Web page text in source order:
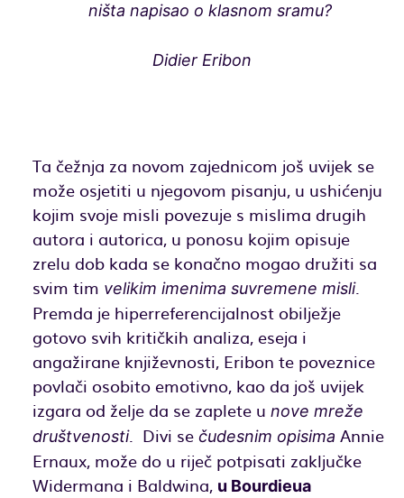
ništa napisao o klasnom sramu?
Didier Eribon
Ta čežnja za novom zajednicom još uvijek se
može osjetiti u njegovom pisanju, u ushićenju
kojim svoje misli povezuje s mislima drugih
autora i autorica, u ponosu kojim opisuje
zrelu dob kada se konačno mogao družiti sa
svim tim velikim imenima suvremene misli.
Premda je hiperreferencijalnost obilježje
gotovo svih kritičkih analiza, eseja i
angažirane književnosti, Eribon te poveznice
povlači osobito emotivno, kao da još uvijek
izgara od želje da se zaplete u nove mreže
društvenosti. Divi se čudesnim opisima Annie
Ernaux, može do u riječ potpisati zaključke
Widermana i Baldwina, u Bourdieua